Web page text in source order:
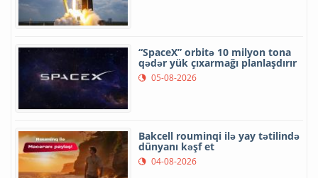
“SpaceX” orbitə 10 milyon tona
qədər yük çıxarmağı planlaşdırır
05-08-2026
Bakcell rouminqi ilə yay tətilində
dünyanı kəşf et
04-08-2026